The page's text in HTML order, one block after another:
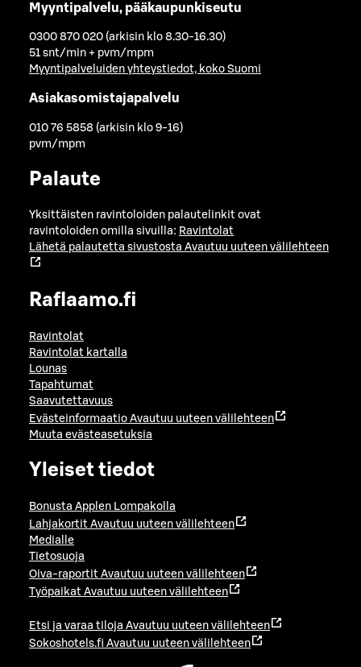
Myyntipalvelu, pääkaupunkiseutu
0300 870 020 (arkisin klo 8.30-16.30)
51 snt/min + pvm/mpm
Myyntipalveluiden yhteystiedot, koko Suomi
Asiakasomistajapalvelu
010 76 5858 (arkisin klo 9-16)
pvm/mpm
Palaute
Yksittäisten ravintoloiden palautelinkit ovat
ravintoloiden omilla sivuilla: Ravintolat
Lähetä palautetta sivustosta Avautuu uuteen välilehteen
Raflaamo.fi
Ravintolat
Ravintolat kartalla
Lounas
Tapahtumat
Saavutettavuus
Evästeinformaatio Avautuu uuteen välilehteen
Muuta evästeasetuksia
Yleiset tiedot
Bonusta Applen Lompakolla
Lahjakortit Avautuu uuteen välilehteen
Medialle
Tietosuoja
Oiva-raportit Avautuu uuteen välilehteen
Työpaikat Avautuu uuteen välilehteen
Etsi ja varaa tiloja Avautuu uuteen välilehteen
Sokoshotels.fi Avautuu uuteen välilehteen